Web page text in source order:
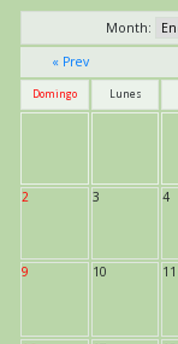
Month:
« Prev
Domingo Lunes
2 3 4
9 10 11